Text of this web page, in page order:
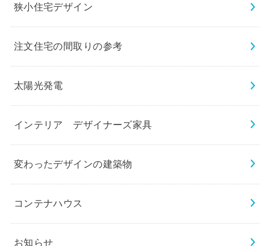
狭小住宅デザイン
注文住宅の間取りの参考
太陽光発電
インテリア デザイナーズ家具
変わったデザインの建築物
コンテナハウス
お知らせ